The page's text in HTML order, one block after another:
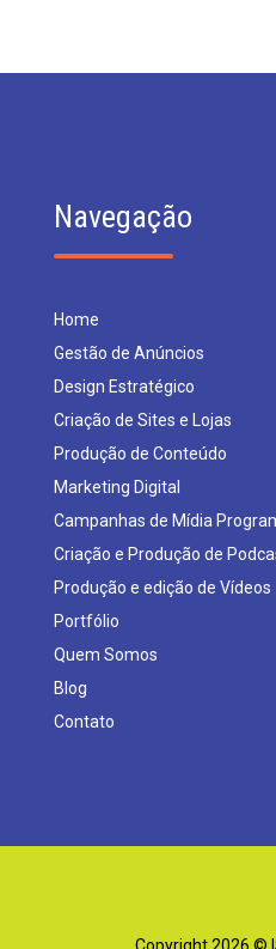
Navegação
Home
Gestão de Anúncios
Design Estratégico
Criação de Sites e Lojas
Produção de Conteúdo
Marketing Digital
Campanhas de Mídia
Criação e Produção de
Produção e edição de Vídeos
Portfólio
Quem Somos
Blog
Contato